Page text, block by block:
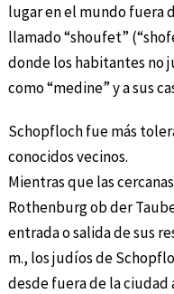
lugar en el mundo fuera
llamado “shoufet”
donde los habitantes no
como “medine” y a sus
Schopfloch fue más
conocidos vecinos.
Mientras que las
Rothenburg ob der
entrada o salida de sus
m., los judíos de
desde fuera de la ciudad